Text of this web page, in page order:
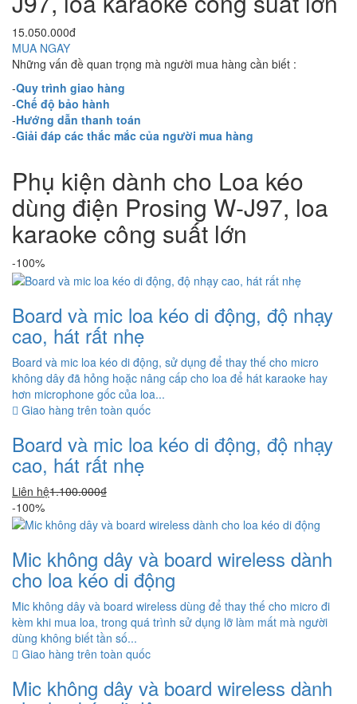
15.050.000đ
MUA NGAY
Những vấn đề quan trọng mà người mua hàng cần biết :
-Quy trình giao hàng
-Chế độ bảo hành
-Hướng dẫn thanh toán
-Giải đáp các thắc mắc của người mua hàng
Phụ kiện dành cho Loa kéo
dùng điện Prosing W-J97, loa
karaoke công suất lớn
-100%
Board và mic loa kéo di động, độ nhạy
cao, hát rất nhẹ
Board và mic loa kéo di động, sử dụng để thay thế cho micro
không dây đã hỏng hoặc nâng cấp cho loa để hát karaoke hay
hơn microphone gốc của loa...
Giao hàng trên toàn quốc
Board và mic loa kéo di động, độ nhạy
cao, hát rất nhẹ
Liên hệ1.100.000₫
-100%
Mic không dây và board wireless dành
cho loa kéo di động
Mic không dây và board wireless dùng để thay thế cho micro đi
kèm khi mua loa, trong quá trình sử dụng lỡ làm mất mà người
dùng không biết tần số...
Giao hàng trên toàn quốc
Mic không dây và board wireless dành